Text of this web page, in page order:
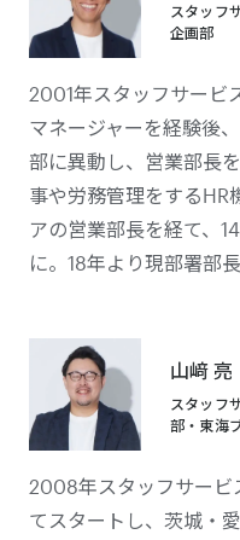
スタッフ
企画部
2001年スタッフサービ
マネージャーを経験後
部に異動し、営業部長
事や労務管理をするHR
アの営業部長を経て、
に。18年より現部署部長
山﨑 亮
スタッフ
部・東海
2008年スタッフサービ
てスタートし、茨城・